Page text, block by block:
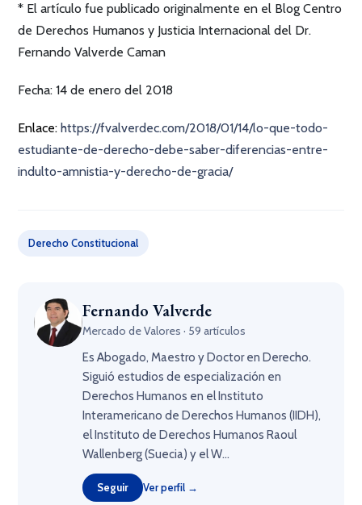
* El artículo fue publicado originalmente en el Blog Centro
de Derechos Humanos y Justicia Internacional del Dr.
Fernando Valverde Caman
Fecha: 14 de enero del 2018
Enlace:https://fvalverdec.com/2018/01/14/lo-que-todo-
estudiante-de-derecho-debe-saber-diferencias-entre-
indulto-amnistia-y-derecho-de-gracia/
Derecho Constitucional
Fernando Valverde
Mercado de Valores · 59 artículos
Es Abogado, Maestro y Doctor en Derecho.
Siguió estudios de especialización en
Derechos Humanos en el Instituto
Interamericano de Derechos Humanos (IIDH),
el Instituto de Derechos Humanos Raoul
Wallenberg (Suecia) y el W...
Seguir Ver perfil →